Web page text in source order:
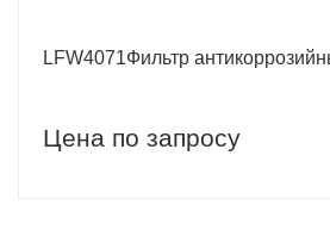
LFW4071Фильтр
Цена по запросу